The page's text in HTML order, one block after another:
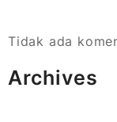
Tidak ada
Archives